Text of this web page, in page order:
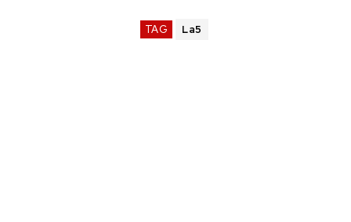
TAG La5